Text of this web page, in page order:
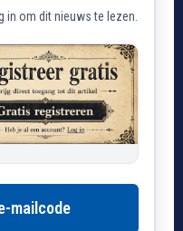
in om dit nieuws te lezen.
mailcode